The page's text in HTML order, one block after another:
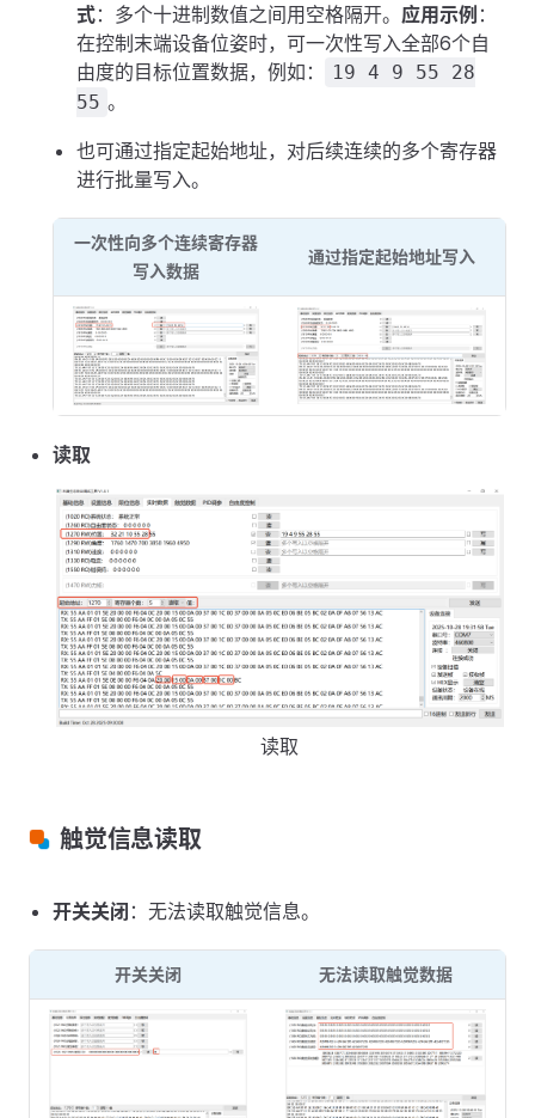
式：多个十进制数值之间用空格隔开。 应用示例 ：
在控制末端设备位姿时，可一次性写入全部6个自
由度的目标位置数据，例如：
19 4 9 55 28
55 。
也可通过指定起始地址，对后续连续的多个寄存器
进行批量写入。
一次性向多个连续寄存器
写入数据
通过指定起始地址写入
读取
读取
触觉信息读取
开关关闭 ：无法读取触觉信息。
开关关闭 无法读取触觉数据